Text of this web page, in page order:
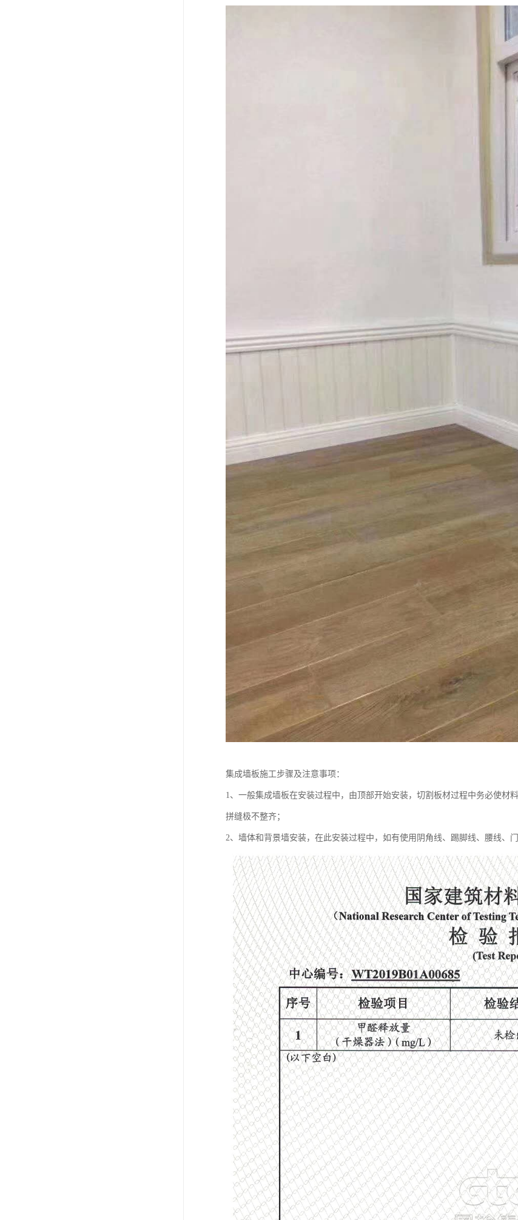
集成墙板施工步骤及注意事项：
1、一般集成墙板在安装过程中，由顶部开始安装，切割板材过程中务必使材
拼缝极不整齐；
2、墙体和背景墙安装，在此安装过程中，如有使用阴角线、踢脚线、腰线、